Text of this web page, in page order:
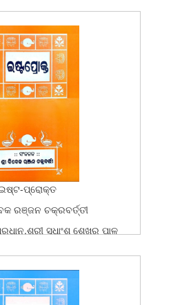
(ଓଡ଼ିଆ ଅନୁବାଦ)
02-13T15:26:37Z
100
ପ୍ରୋକ୍ତ
ରଞ୍ଜନ ଚକ୍ରବର୍ତ୍ତୀ
ସୁଧାଂଶୁ ଶେଖର ପାଳ
ବଙ୍ଗଳା
ପ୍ରକାଶନ